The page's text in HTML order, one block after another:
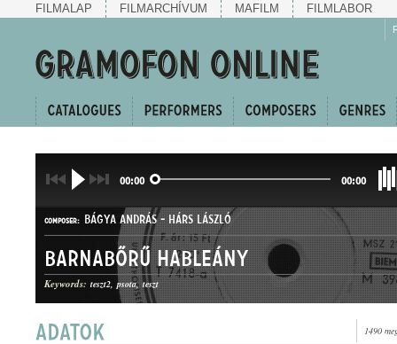
FILMALAP FILMARCHÍVUM MAFILM FILMLABOR
00:00 00:00
COMPOSER: BÁGYA ANDRÁS-HÁRS LÁSZLÓ
Barnabőrű hableány
Keywords: teszt2 psota teszt
1490